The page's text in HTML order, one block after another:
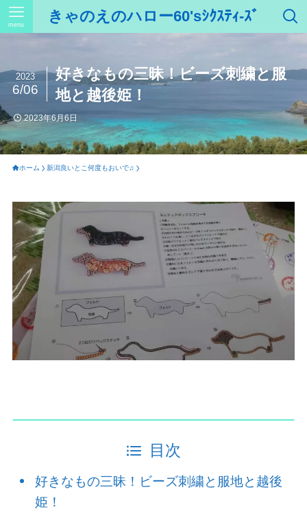
きゃのえのハロー60'sｼｸｽﾃｨ-ｽﾞ
menu
好きなもの三昧！ビーズ刺繍と服
地と越後姫！
2023
6/06
2023年6月6日
ホーム 新潟良いとこ何度もおいで♫
目次
好きなもの三昧！ビーズ刺繍と服地と越後
姫！